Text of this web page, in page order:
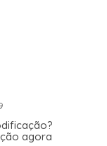
agora